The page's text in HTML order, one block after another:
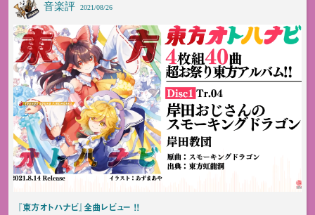
音楽評 2021/08/26
『東方オトハナビ』全曲レビュー ！！